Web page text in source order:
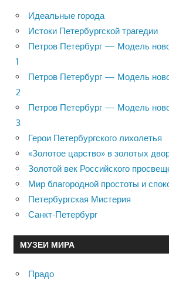
Идеальные города
Истоки Петербургской трагедии
Петров Петербург — Модель
1
Петров Петербург — Модель
2
Петров Петербург — Модель
3
Герои Петербургского лихолетья
«Золотое царство» в золотых
Золотой век Российского
Мир благородной простоты и
Петербургская Мистерия
Санкт-Петербург
МУЗЕИ МИРА
Прадо